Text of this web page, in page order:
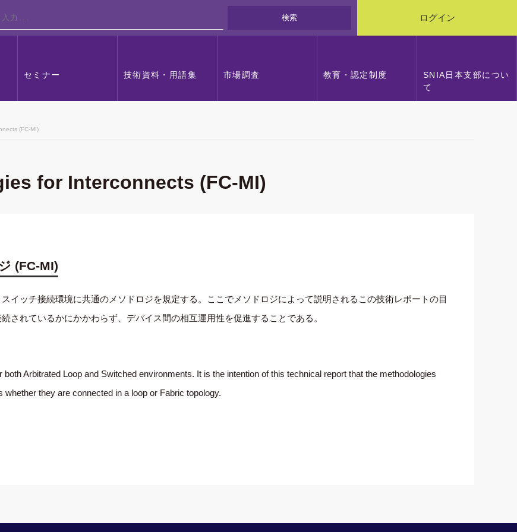
検索 ログイン
セミナー 技術資料・用語集 市場調査 教育・認定制度
SNIA日本支部につい
て
(FC-MI)
for Interconnects (FC-MI)
(FC-MI)
イッチ接続環境に共通のメソドロジを規定する。ここでメソドロジによって説明されるこの技術レポートの目
されているかにかかわらず、デバイス間の相互運用性を促進することである。
Arbitrated Loop and Switched environments. It is the intention of this technical report that the methodologies
they are connected in a loop or Fabric topology.